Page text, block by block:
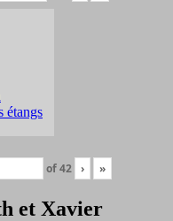
of42 › »
et Xavier